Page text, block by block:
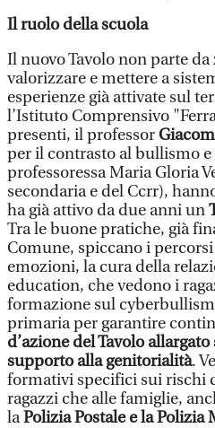
Il ruolo della scuola
Il nuovo Tavolo non parte
valorizzare e mettere a
esperienze già attivate sul
l’Istituto Comprensivo
presenti, il professor
per il contrasto al bullismo
professoressa Maria Gloria
secondaria e del Ccrr),
ha già attivo da due anni un
Tra le buone pratiche, già
Comune, spiccano i
emozioni, la cura della
education, che vedono i
formazione sul
primaria per garantire
d’azione del Tavolo
supporto alla genitorialità.
formativi specifici sui rischi
ragazzi che alle famiglie,
laPolizia Postale e la Polizia